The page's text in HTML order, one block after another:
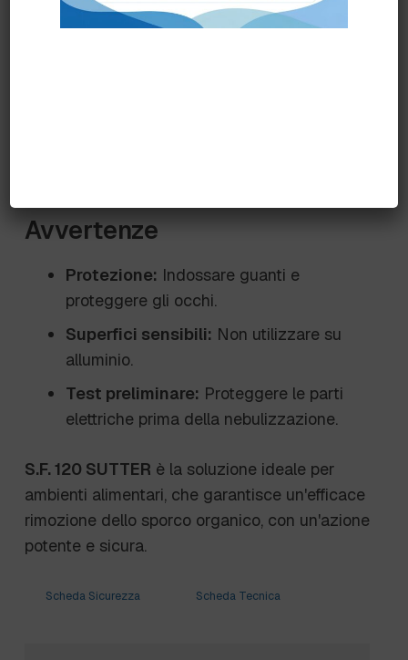
Per alta pressione:Diluire il prodotto al
Avvertenze
Protezione: Indossare guanti e
proteggere gli occhi.
Superfici sensibili: Non utilizzare su
alluminio.
Test preliminare: Proteggere le parti
elettriche prima della nebulizzazione.
S.F. 120 SUTTER è la soluzione ideale per
ambienti alimentari, che garantisce un'efficace
rimozione dello sporco organico, con un'azione
potente e sicura.
Scheda Sicurezza Scheda Tecnica